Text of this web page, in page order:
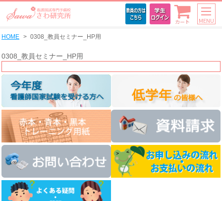
カート MENU
HOME 0308_教員セミナー_HP用
0308_教員セミナー_HP用